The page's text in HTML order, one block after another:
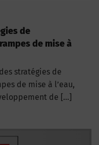
de
de mise à
stratégies de
de mise à l’eau,
de […]